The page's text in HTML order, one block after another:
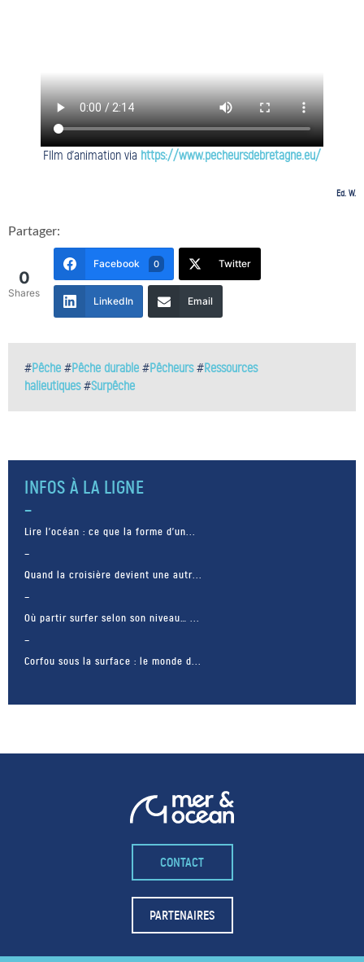
FIlm d’animation via https://www.pecheursdebretagne.eu/
Ed. W.
Partager:
0
Shares
Facebook 0 Twitter
LinkedIn Email
#Pêche #Pêche durable #Pêcheurs#Ressources
halieutiques#Surpêche
INFOS À LA LIGNE
Lire l’océan : ce que la forme d’un...
Quand la croisière devient une autr...
Où partir surfer selon son niveau… ...
Corfou sous la surface : le monde d...
– FACEBOOK –
POUR LIKER
TA MER
CONTACT
PARTENAIRES